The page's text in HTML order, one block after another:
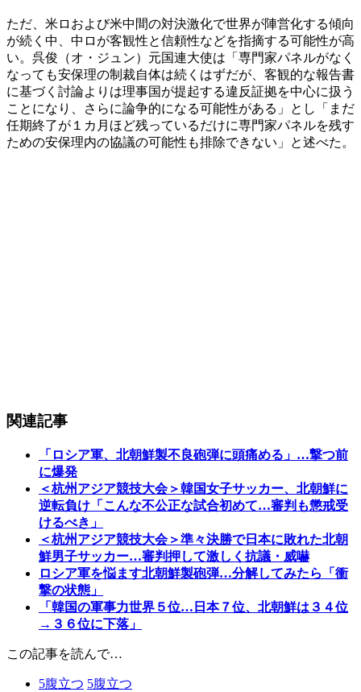
ただ、米ロおよび米中間の対決激化で世界が陣営化する傾向
が続く中、中ロが客観性と信頼性などを指摘する可能性が高
い。呉俊（オ・ジュン）元国連大使は「専門家パネルがなく
なっても安保理の制裁自体は続くはずだが、客観的な報告書
に基づく討論よりは理事国が提起する違反証拠を中心に扱う
ことになり、さらに論争的になる可能性がある」とし「まだ
任期終了が１カ月ほど残っているだけに専門家パネルを残す
ための安保理内の協議の可能性も排除できない」と述べた。
関連記事
「ロシア軍、北朝鮮製不良砲弾に頭痛める」…撃つ前
に爆発
＜杭州アジア競技大会＞韓国女子サッカー、北朝鮮に
逆転負け「こんな不公正な試合初めて…審判も懲戒受
けるべき」
＜杭州アジア競技大会＞準々決勝で日本に敗れた北朝
鮮男子サッカー…審判押して激しく抗議・威嚇
ロシア軍を悩ます北朝鮮製砲弾…分解してみたら「衝
撃の状態」
「韓国の軍事力世界５位…日本７位、北朝鮮は３４位
→３６位に下落」
この記事を読んで…
5腹立つ 5腹立つ